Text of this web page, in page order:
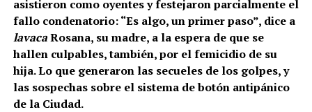
asistieron como oyentes y festejaron parcialmente el
fallo condenatorio: “Es algo, un primer paso”, dice a
lavacaRosana, su madre, a la espera de que se
hallen culpables, también, por el femicidio de su
hija. Lo que generaron las secueles de los golpes, y
las sospechas sobre el sistema de botón antipánico
de la Ciudad.